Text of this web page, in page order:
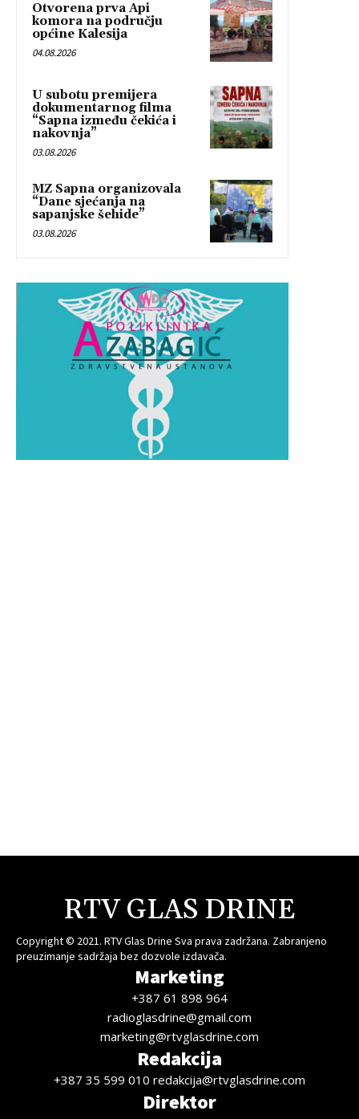
Otvorena prva Api
komora na području
općine Kalesija
04.08.2026
U subotu premijera
dokumentarnog filma
“Sapna između čekića i
nakovnja”
03.08.2026
MZ Sapna organizovala
“Dane sjećanja na
sapanjske šehide”
03.08.2026
RTV GLAS DRINE
Copyright © 2021. RTV Glas Drine Sva prava zadržana. Zabranjeno
preuzimanje sadržaja bez dozvole izdavača.
Marketing
+387 61 898 964
radioglasdrine@gmail.com
marketing@rtvglasdrine.com
Redakcija
+387 35 599 010 redakcija@rtvglasdrine.com
Direktor